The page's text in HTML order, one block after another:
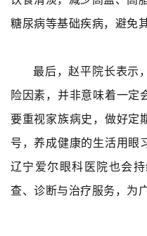
糖尿病等基础疾病，避免
最后，赵平院长表示
险因素，并非意味着一定
要重视家族病史，做好定
号，养成健康的生活用眼
辽宁爱尔眼科医院也会
查、诊断与治疗服务，为